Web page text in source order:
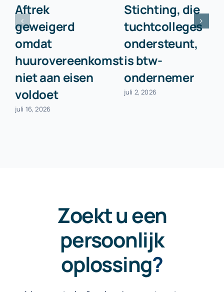
Aftrek
geweigerd
omdat
huurovereenkomst
niet aan eisen
voldoet
juli 16, 2026
Stichting, die
tuchtcolleges
ondersteunt,
is btw-
ondernemer
juli 2, 2026
Zoekt u een
persoonlijk
oplossing?